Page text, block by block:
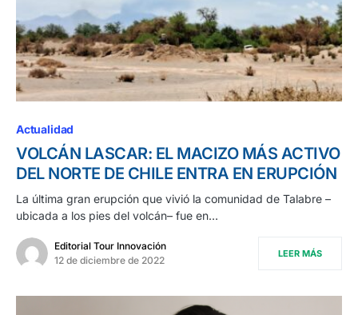
Actualidad
VOLCÁN LASCAR: EL MACIZO MÁS ACTIVO
DEL NORTE DE CHILE ENTRA EN ERUPCIÓN
La última gran erupción que vivió la comunidad de Talabre –
ubicada a los pies del volcán– fue en…
Editorial Tour Innovación
12 de diciembre de 2022
LEER MÁS